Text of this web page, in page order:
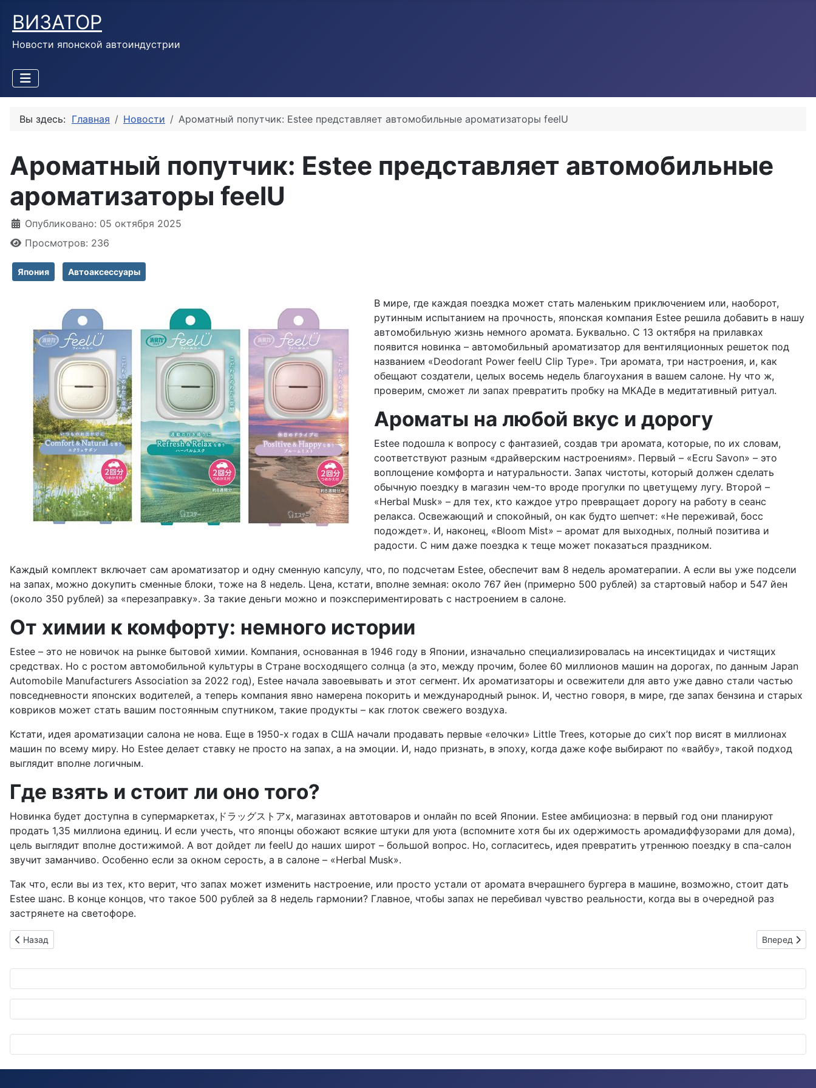
ВИЗАТОР
Новости японской автоиндустрии
Вы здесь: Главная Новости Ароматный попутчик: Estee представляет автомобильные ароматизаторы feelU
Ароматный попутчик: Estee представляет автомобильные
ароматизаторы feelU
Информация о материале
Опубликовано: 05 октября 2025
Просмотров: 236
Япония Автоаксессуары
В мире, где каждая поездка может стать маленьким приключением или, наоборот,
рутинным испытанием на прочность, японская компания Estee решила добавить в нашу
автомобильную жизнь немного аромата. Буквально. С 13 октября на прилавках
появится новинка – автомобильный ароматизатор для вентиляционных решеток под
названием «Deodorant Power feelU Clip Type». Три аромата, три настроения, и, как
обещают создатели, целых восемь недель благоухания в вашем салоне. Ну что ж,
проверим, сможет ли запах превратить пробку на МКАДе в медитативный ритуал.
Ароматы на любой вкус и дорогу
Estee подошла к вопросу с фантазией, создав три аромата, которые, по их словам,
соответствуют разным «драйверским настроениям». Первый – «Ecru Savon» – это
воплощение комфорта и натуральности. Запах чистоты, который должен сделать
обычную поездку в магазин чем-то вроде прогулки по цветущему лугу. Второй –
«Herbal Musk» – для тех, кто каждое утро превращает дорогу на работу в сеанс
релакса. Освежающий и спокойный, он как будто шепчет: «Не переживай, босс
подождет». И, наконец, «Bloom Mist» – аромат для выходных, полный позитива и
радости. С ним даже поездка к теще может показаться праздником.
Каждый комплект включает сам ароматизатор и одну сменную капсулу, что, по подсчетам Estee, обеспечит вам 8 недель ароматерапии. А если вы уже подсели
на запах, можно докупить сменные блоки, тоже на 8 недель. Цена, кстати, вполне земная: около 767 йен (примерно 500 рублей) за стартовый набор и 547 йен
(около 350 рублей) за «перезаправку». За такие деньги можно и поэкспериментировать с настроением в салоне.
От химии к комфорту: немного истории
Estee – это не новичок на рынке бытовой химии. Компания, основанная в 1946 году в Японии, изначально специализировалась на инсектицидах и чистящих
средствах. Но с ростом автомобильной культуры в Стране восходящего солнца (а это, между прочим, более 60 миллионов машин на дорогах, по данным Japan
Automobile Manufacturers Association за 2022 год), Estee начала завоевывать и этот сегмент. Их ароматизаторы и освежители для авто уже давно стали частью
повседневности японских водителей, а теперь компания явно намерена покорить и международный рынок. И, честно говоря, в мире, где запах бензина и старых
ковриков может стать вашим постоянным спутником, такие продукты – как глоток свежего воздуха.
Кстати, идея ароматизации салона не нова. Еще в 1950-х годах в США начали продавать первые «елочки» Little Trees, которые до сих’t пор висят в миллионах
машин по всему миру. Но Estee делает ставку не просто на запах, а на эмоции. И, надо признать, в эпоху, когда даже кофе выбирают по «вайбу», такой подход
выглядит вполне логичным.
Где взять и стоит ли оно того?
Новинка будет доступна в супермаркетах,ドラッグストアх, магазинах автотоваров и онлайн по всей Японии. Estee амбициозна: в первый год они планируют
продать 1,35 миллиона единиц. И если учесть, что японцы обожают всякие штуки для уюта (вспомните хотя бы их одержимость аромадиффузорами для дома),
цель выглядит вполне достижимой. А вот дойдет ли feelU до наших широт – большой вопрос. Но, согласитесь, идея превратить утреннюю поездку в спа-салон
звучит заманчиво. Особенно если за окном серость, а в салоне – «Herbal Musk».
Так что, если вы из тех, кто верит, что запах может изменить настроение, или просто устали от аромата вчерашнего бургера в машине, возможно, стоит дать
Estee шанс. В конце концов, что такое 500 рублей за 8 недель гармонии? Главное, чтобы запах не перебивал чувство реальности, когда вы в очередной раз
застрянете на светофоре.
Предыдущий: Хачироку в сердце и на груди: T-shirt с Toyota AE86 Trueno уже в продаже!
Назад Следующий:
Вперед